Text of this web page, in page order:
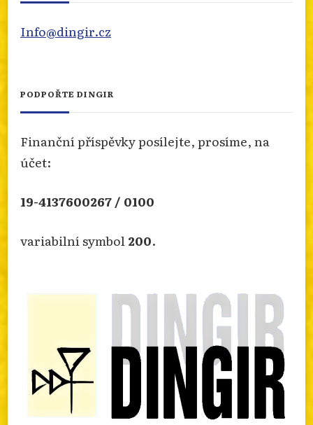
Zdeněk Vojtíšek připravil zprávu o kněžském
predstaveny-knezskeho-bra...
Info@dingir.cz
PODPOŘTE DINGIR
Finanční příspěvky posílejte, prosíme, na
účet:
19-4137600267 / 0100
variabilní symbol200.